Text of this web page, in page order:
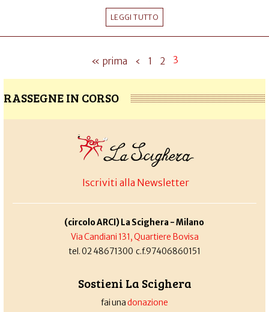
LEGGI TUTTO
« prima ‹ 1 2 3
RASSEGNE IN CORSO
Iscriviti alla Newsletter
(circolo ARCI) La Scighera - Milano
Via Candiani 131, Quartiere Bovisa
tel. 02 48671300 c.f.97406860151
Sostieni La Scighera
fai unadonazione